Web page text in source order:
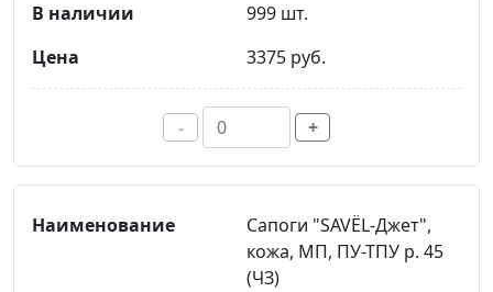
999 шт.
3375 руб.
- +
Сапоги "SAVЁL-Джет",
кожа, МП, ПУ-ТПУ р. 45
(ЧЗ)